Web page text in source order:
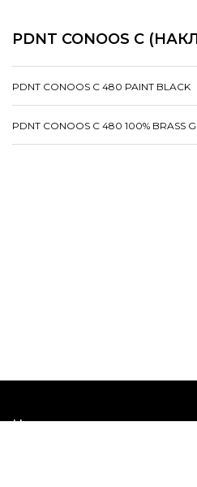
PDNT CONOOS C
PDNT CONOOS C 480 PAINT BLACK
PDNT CONOOS C 480 100% BRASS
Наши шоурумы